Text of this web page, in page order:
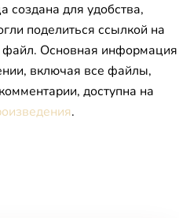
создана для удобства,
поделиться ссылкой на
файл. Основная информация
включая все файлы,
доступна на
.